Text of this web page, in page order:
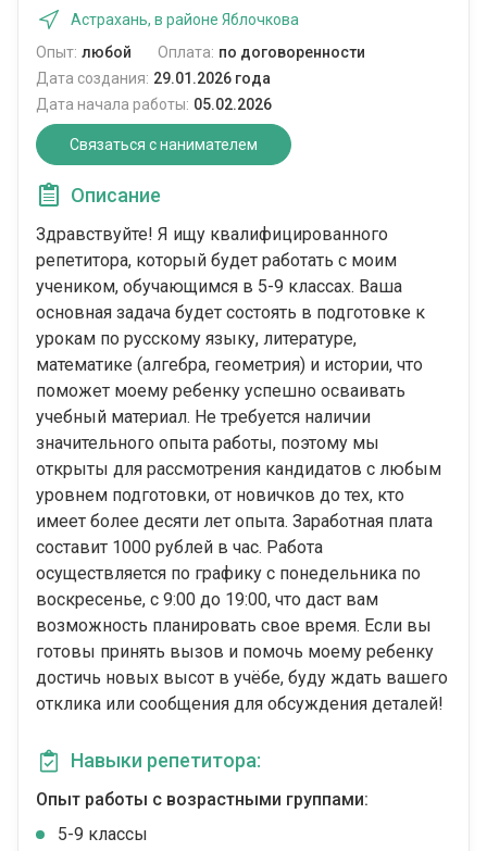
Астрахань, в районе Яблочкова
Опыт: любой Оплата: по договоренности
Дата создания: 29.01.2026 года
Дата начала работы: 05.02.2026
Связаться с нанимателем
Описание
Здравствуйте! Я ищу квалифицированного
репетитора, который будет работать с моим
учеником, обучающимся в 5-9 классах. Ваша
основная задача будет состоять в подготовке к
урокам по русскому языку, литературе,
математике (алгебра, геометрия) и истории, что
поможет моему ребенку успешно осваивать
учебный материал. Не требуется наличии
значительного опыта работы, поэтому мы
открыты для рассмотрения кандидатов с любым
уровнем подготовки, от новичков до тех, кто
имеет более десяти лет опыта. Заработная плата
составит 1000 рублей в час. Работа
осуществляется по графику с понедельника по
воскресенье, с 9:00 до 19:00, что даст вам
возможность планировать свое время. Если вы
готовы принять вызов и помочь моему ребенку
достичь новых высот в учёбе, буду ждать вашего
отклика или сообщения для обсуждения деталей!
Навыки репетитора:
Опыт работы с возрастными группами:
5-9 классы